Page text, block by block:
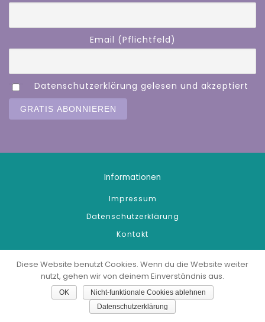
Email (Pflichtfeld)
Datenschutzerklärung gelesen und akzeptiert
Informationen
Impressum
Datenschutzerklärung
Kontakt
© 2026JMÖ
Webdesign:wienerhomepages.at
Diese Website benutzt Cookies. Wenn du die Website weiter
nutzt, gehen wir von deinem Einverständnis aus.
OK
Nicht-funktionale Cookies ablehnen
Datenschutzerklärung